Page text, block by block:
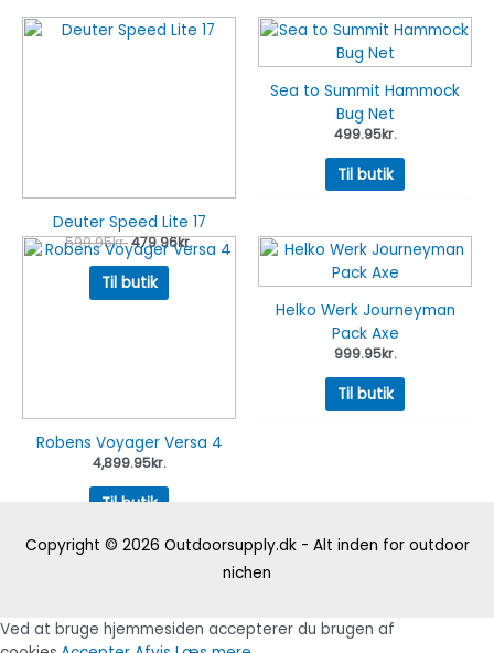
Deuter Speed Lite 17
599.95kr.479.96kr.
Til butik
Sea to Summit Hammock
Bug Net
499.95kr.
Til butik
Robens Voyager Versa 4
4,899.95kr.
Til butik
Helko Werk Journeyman
Pack Axe
999.95kr.
Til butik
Copyright © 2026 Outdoorsupply.dk - Alt inden for outdoor
nichen
Ved at bruge hjemmesiden accepterer du brugen af